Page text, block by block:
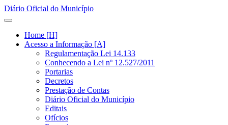
Diário Oficial do Município
Home [H]
Acesso a Informação [A]
Regulamentação Lei 14.133
Conhecendo a Lei nº 12.527/2011
Portarias
Decretos
Prestação de Contas
Diário Oficial do Município
Editais
Ofícios